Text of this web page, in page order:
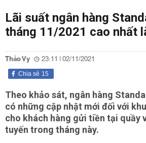
Lãi suất ngân hàng
tháng 11/2021 cao nhất
Thảo Vy 23:11 | 02/11/2021
15
Chia sẻ
Theo khảo sát, ngân hàng
có những cập nhật mới đối với
cho khách hàng gửi tiền tại quầy
tuyến trong tháng này.